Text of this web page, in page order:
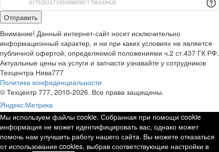
Внимание! Данный интернет-сайт носит исключительно
информационный характер, и ни при каких условиях не является
публичной офертой, определяемой положениями ч.2 ст.437 ГК РФ.
Актуальные цены на услуги и запчасти узнавайте у сотрудников
Техцентра Нива777
Политика конфиденциальности
© Техцентр 777, 2010-2026. Все права защищены.
Мы используем файлы cookie. Собранная при помощи cookie
информация не может идентифицировать вас, однако может
помочь нам улучшить работу нашего сайта. Вы можете отказаться
от использования cookies, выбрав соответствующие настройки в